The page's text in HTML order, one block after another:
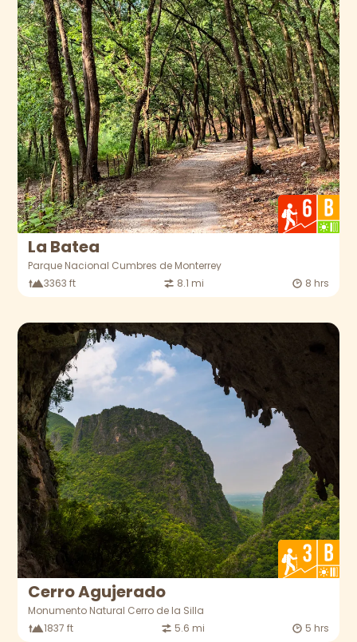
La Batea
Parque Nacional Cumbres de Monterrey
3363 ft
8.1 mi 8 hrs
Cerro Agujerado
Monumento Natural Cerro de la Silla
1837 ft
5.6 mi 5 hrs